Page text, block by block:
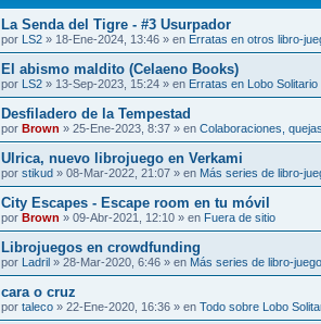
La Senda del Tigre - #3 Usurpador
por LS2 » 18-Ene-2024, 13:46 » en Erratas en otros libro-
El abismo maldito (Celaeno Books)
por LS2 » 13-Sep-2023, 15:24 » en Erratas en Lobo Solitario
Desfiladero de la Tempestad
por Brown » 25-Ene-2023, 8:37 » en Colaboraciones,
Ulrica, nuevo librojuego en Verkami
por stikud » 08-Mar-2022, 21:07 » en Más series de libro-
City Escapes - Escape room en tu móvil
por Brown » 09-Abr-2021, 12:10 » en Fuera de sitio
Librojuegos en crowdfunding
por Ladril » 28-Mar-2020, 6:46 » en Más series de libro-
cara o cruz
por taleco » 22-Ene-2020, 16:36 » en Todo sobre Lobo